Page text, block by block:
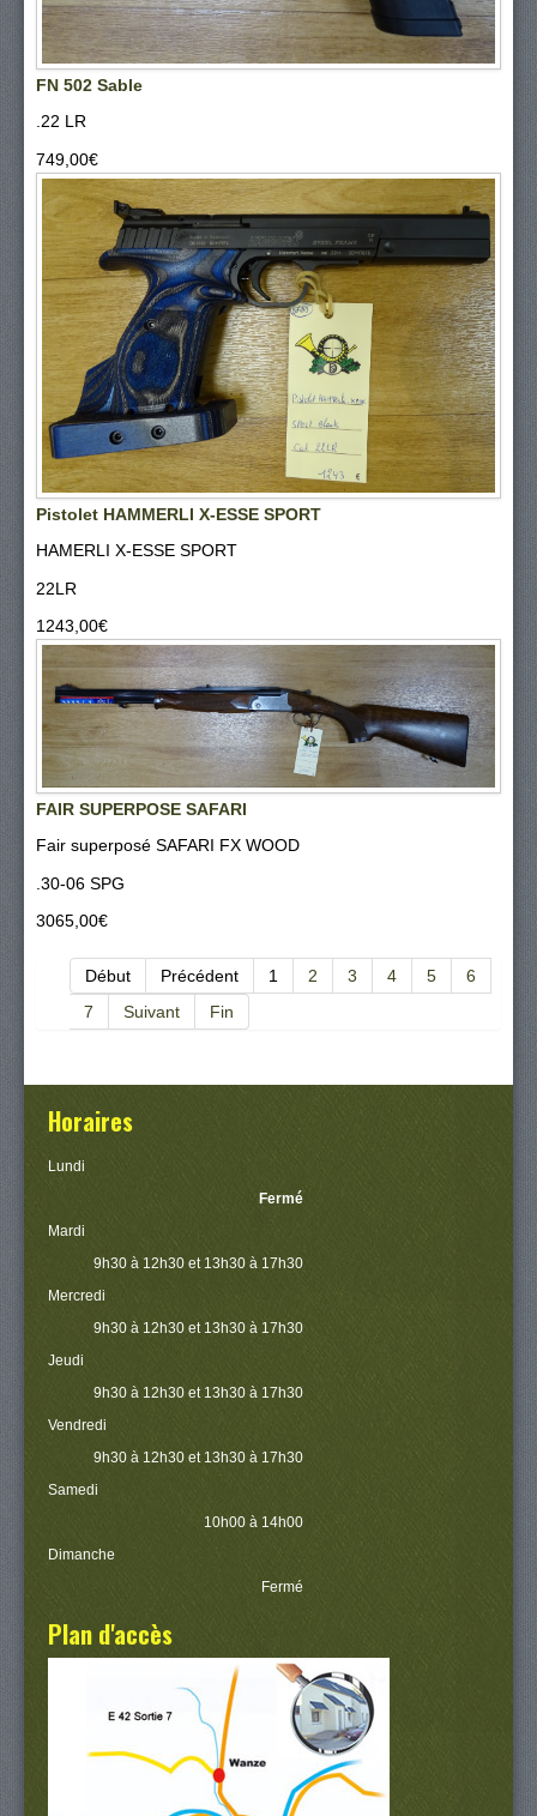
FN 502 Sable
.22 LR
749,00‎€
Pistolet HAMMERLI X-ESSE SPORT
HAMERLI X-ESSE SPORT
22LR
1243,00‎€
FAIR SUPERPOSE SAFARI
Fair superposé SAFARI FX WOOD
.30-06 SPG
3065,00‎€
Début Précédent 1 2 3 4 5
6
7
Suivant Fin
Horaires
Lundi
Fermé
Mardi
9h30 à 12h30 et 13h30 à 17h30
Mercredi
9h30 à 12h30 et 13h30 à 17h30
Jeudi
9h30 à 12h30 et 13h30 à 17h30
Vendredi
9h30 à 12h30 et 13h30 à 17h30
Samedi
10h00 à 14h00
Dimanche
Fermé
Plan d'accès